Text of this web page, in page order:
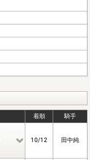
着順 騎手
10/12 田中純